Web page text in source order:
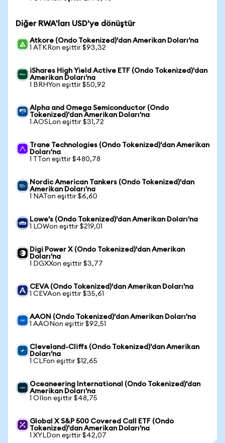
Diğer RWA'ları USD'ye dönüştür
Atkore (Ondo Tokenized)'dan Amerikan Doları'na
1 ATKRon eşittir $93,32
iShares High Yield Active ETF (Ondo Tokenized)'dan
Amerikan Doları'na
1 BRHYon eşittir $50,92
Alpha and Omega Semiconductor (Ondo
Tokenized)'dan Amerikan Doları'na
1 AOSLon eşittir $31,72
Trane Technologies (Ondo Tokenized)'dan Amerikan
Doları'na
1 TTon eşittir $480,78
Nordic American Tankers (Ondo Tokenized)'dan
Amerikan Doları'na
1 NATon eşittir $6,60
Lowe's (Ondo Tokenized)'dan Amerikan Doları'na
1 LOWon eşittir $219,01
Digi Power X (Ondo Tokenized)'dan Amerikan
Doları'na
1 DGXXon eşittir $3,77
CEVA (Ondo Tokenized)'dan Amerikan Doları'na
1 CEVAon eşittir $35,61
AAON (Ondo Tokenized)'dan Amerikan Doları'na
1 AAONon eşittir $92,51
Cleveland-Cliffs (Ondo Tokenized)'dan Amerikan
Doları'na
1 CLFon eşittir $12,65
Oceaneering International (Ondo Tokenized)'dan
Amerikan Doları'na
1 OIIon eşittir $48,75
Global X S&P 500 Covered Call ETF (Ondo
Tokenized)'dan Amerikan Doları'na
1 XYLDon eşittir $42,07